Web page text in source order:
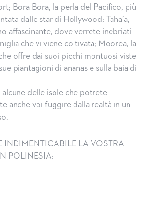
Bora Bora, la perla del Pacifico, più
dalle star di Hollywood; Taha’a,
affascinante, dove verrete inebriati
che vi viene coltivata; Moorea, la
offre dai suoi picchi montuosi viste
piantagioni di ananas e sulla baia di
delle isole che potrete
anche voi fuggire dalla realtà in un
INDIMENTICABILE LA VOSTRA
POLINESIA: